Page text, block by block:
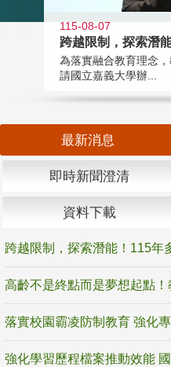
115-08-07
跨越限制，探索潛
為落實融合教育理念
請國立嘉義大學辦...
最新消息
即時新聞澄清
資料下載
落實校園霸凌防制教育 強化